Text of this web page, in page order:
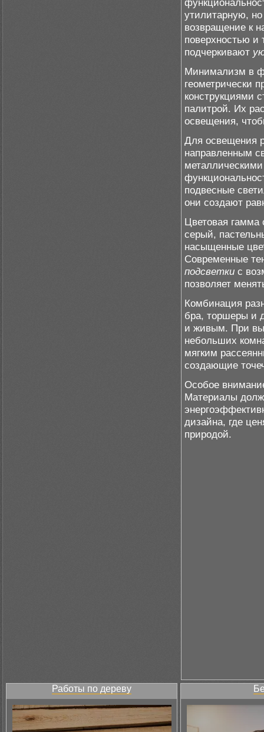
утилитарную,
возвращение к
поверхностью
подчеркивают
Минимализм в
геометрически
конструкциями
палитрой. Их
освещения,
Для освещения
направленным
подвесные
они создают
Цветовая гамма
серый,
насыщенные
Современные
подсветки с
позволяет
Комбинация
бра, торшеры и
и живым. При
небольших
мягким
создающие
Особое
Материалы
дизайна, где
природой.
Работы по дереву